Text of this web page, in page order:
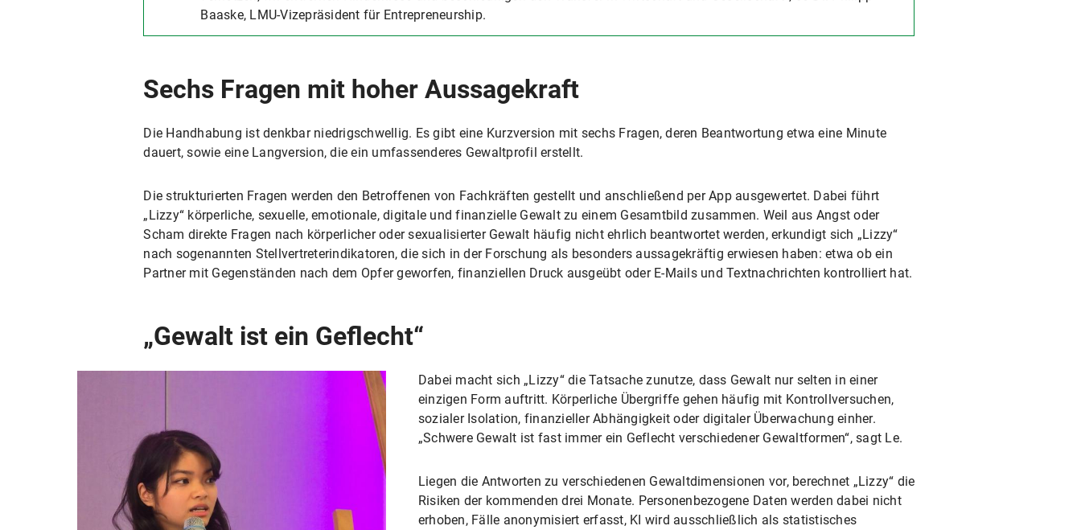
Baaske, LMU-Vizepräsident für Entrepreneurship.
Sechs Fragen mit hoher Aussagekraft
Die Handhabung ist denkbar niedrigschwellig. Es gibt eine Kurzversion mit sechs Fragen, deren Beantwortung etwa eine Minute
dauert, sowie eine Langversion, die ein umfassenderes Gewaltprofil erstellt.
Die strukturierten Fragen werden den Betroffenen von Fachkräften gestellt und anschließend per App ausgewertet. Dabei führt
„Lizzy“ körperliche, sexuelle, emotionale, digitale und finanzielle Gewalt zu einem Gesamtbild zusammen. Weil aus Angst oder
Scham direkte Fragen nach körperlicher oder sexualisierter Gewalt häufig nicht ehrlich beantwortet werden, erkundigt sich „Lizzy“
nach sogenannten Stellvertreterindikatoren, die sich in der Forschung als besonders aussagekräftig erwiesen haben: etwa ob ein
Partner mit Gegenständen nach dem Opfer geworfen, finanziellen Druck ausgeübt oder E-Mails und Textnachrichten kontrolliert hat.
„Gewalt ist ein Geflecht“
Dabei macht sich „Lizzy“ die Tatsache zunutze, dass Gewalt nur selten in einer
einzigen Form auftritt. Körperliche Übergriffe gehen häufig mit Kontrollversuchen,
sozialer Isolation, finanzieller Abhängigkeit oder digitaler Überwachung einher.
„Schwere Gewalt ist fast immer ein Geflecht verschiedener Gewaltformen“, sagt Le.
Liegen die Antworten zu verschiedenen Gewaltdimensionen vor, berechnet „Lizzy“ die
Risiken der kommenden drei Monate. Personenbezogene Daten werden dabei nicht
erhoben, Fälle anonymisiert erfasst, KI wird ausschließlich als statistisches